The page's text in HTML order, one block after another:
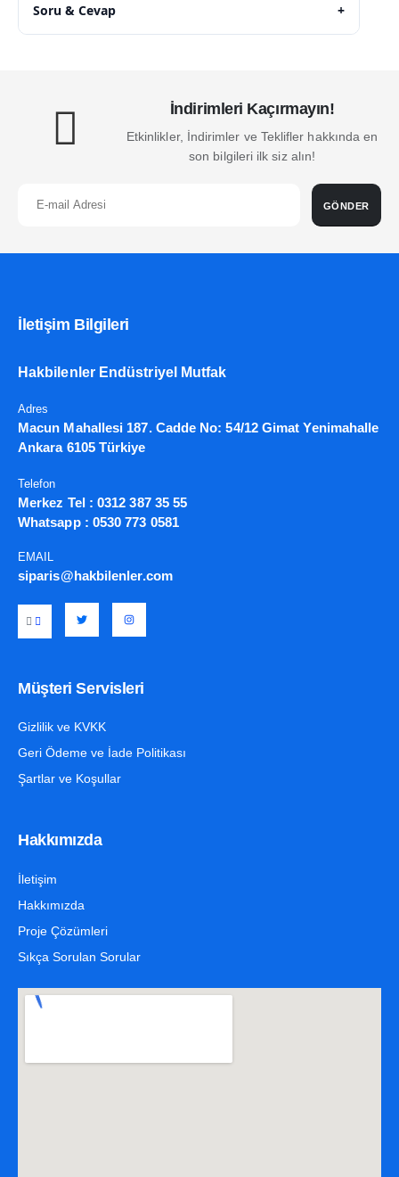
Soru & Cevap +
İndirimleri Kaçırmayın!
Etkinlikler, İndirimler ve Teklifler hakkında en
son bilgileri ilk siz alın!
GÖNDER
İletişim Bilgileri
Hakbilenler Endüstriyel Mutfak
Adres
Macun Mahallesi 187. Cadde No: 54/12 Gimat Yenimahalle
Ankara 6105 Türkiye
Telefon
Merkez Tel : 0312 387 35 55
Whatsapp : 0530 773 0581
EMAIL
siparis@hakbilenler.com
Müşteri Servisleri
Gizlilik ve KVKK
Geri Ödeme ve İade Politikası
Şartlar ve Koşullar
Hakkımızda
İletişim
Hakkımızda
Proje Çözümleri
Sıkça Sorulan Sorular